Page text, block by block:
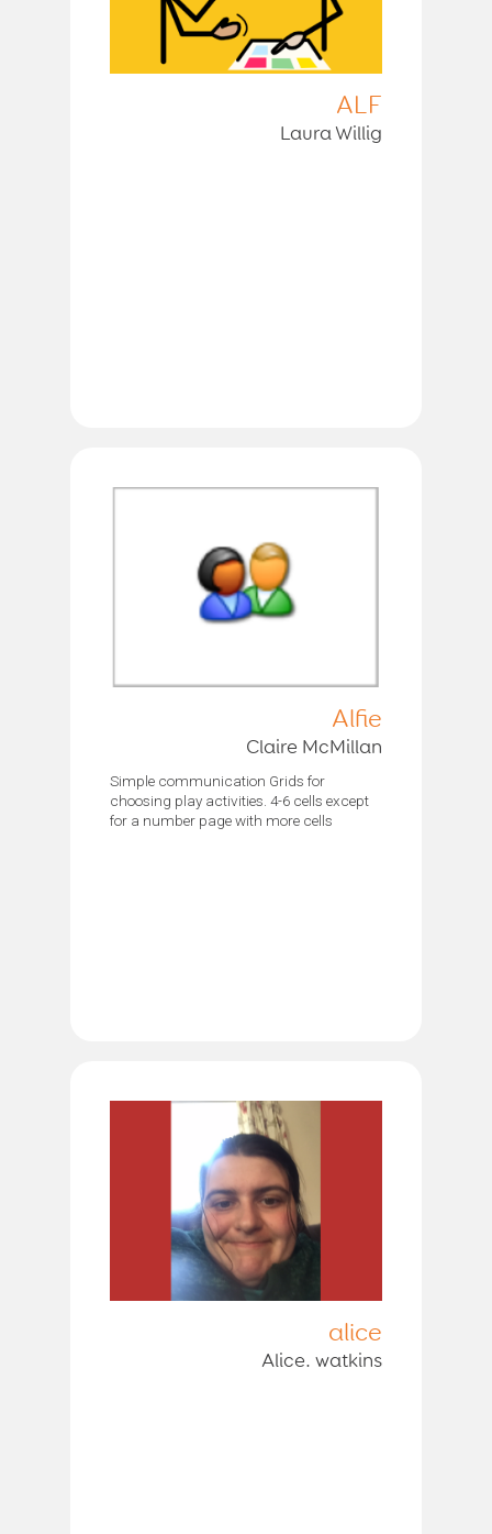
ALF
Laura Willig
Alfie
Claire McMillan
Simple communication Grids for
choosing play activities. 4-6 cells except
for a number page with more cells
alice
Alice. watkins